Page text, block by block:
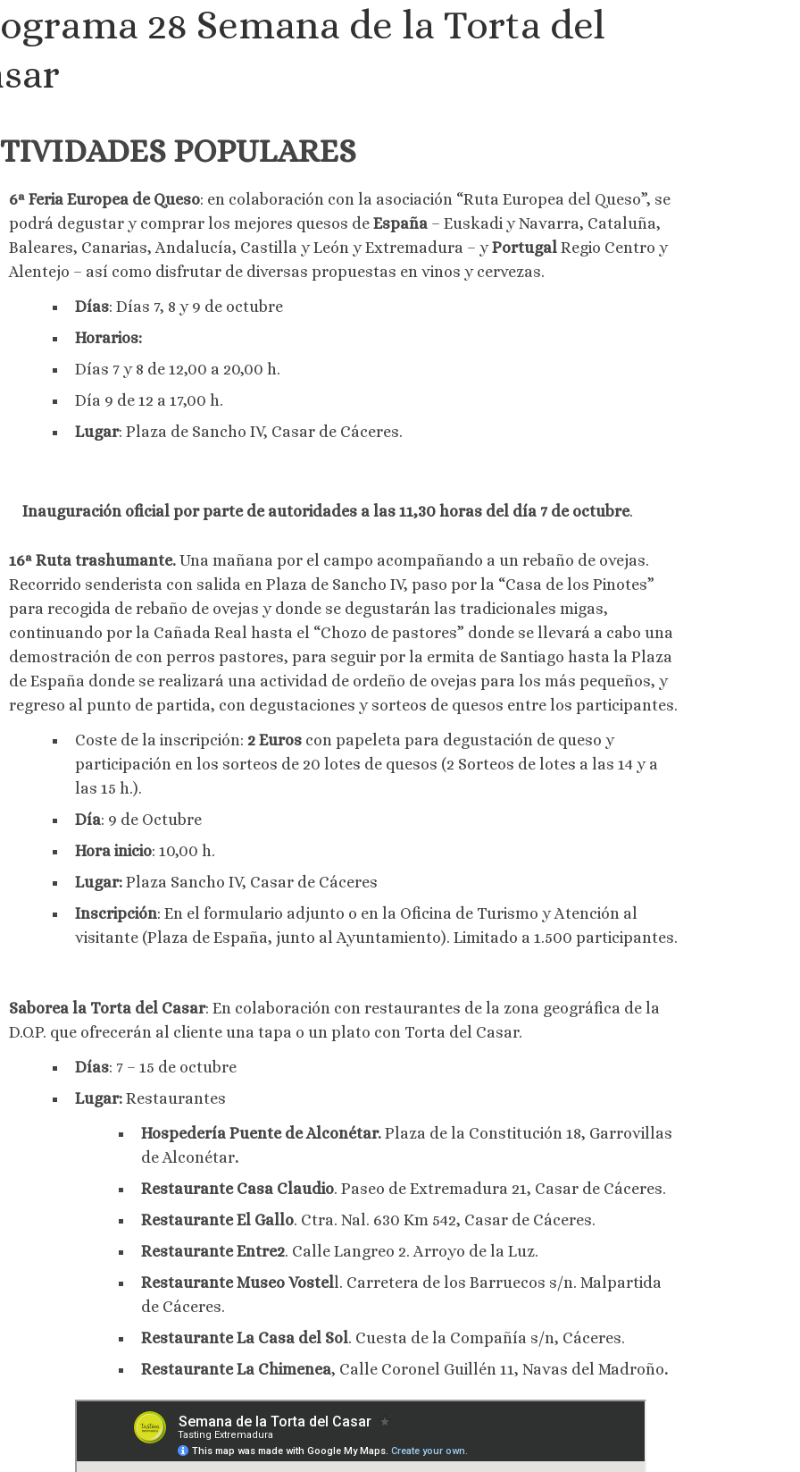
28 Semana de la Torta del
POPULARES
6ª Feria Europea de Queso: en colaboración con la asociación “Ruta Europea del Queso”, se
podrá degustar y comprar los mejores quesos de España – Euskadi y Navarra, Cataluña,
Baleares, Canarias, Andalucía, Castilla y León y Extremadura – yPortugal Regio Centro y
Alentejo – así como disfrutar de diversas propuestas en vinos y cervezas.
Días: Días 7, 8 y 9 de octubre
Horarios:
Días 7 y 8 de 12,00 a 20,00 h.
Día 9 de 12 a 17,00 h.
Lugar: Plaza de Sancho IV, Casar de Cáceres.
Inauguración oficial por parte de autoridades a las 11,30 horas del día 7 de octubre.
16ª Ruta trashumante. Una mañana por el campo acompañando a un rebaño de ovejas.
Recorrido senderista con salida en Plaza de Sancho IV, paso por la “Casa de los Pinotes”
para recogida de rebaño de ovejas y donde se degustarán las tradicionales migas,
continuando por la Cañada Real hasta el “Chozo de pastores” donde se llevará a cabo una
demostración de con perros pastores, para seguir por la ermita de Santiago hasta la Plaza
de España donde se realizará una actividad de ordeño de ovejas para los más pequeños, y
regreso al punto de partida, con degustaciones y sorteos de quesos entre los participantes.
Coste de la inscripción: 2 Euros con papeleta para degustación de queso y
participación en los sorteos de 20 lotes de quesos (2 Sorteos de lotes a las 14 y a
las 15 h.).
Día: 9 de Octubre
Hora inicio: 10,00 h.
Lugar: Plaza Sancho IV, Casar de Cáceres
Inscripción: En el formulario adjunto o en la Oficina de Turismo y Atención al
visitante (Plaza de España, junto al Ayuntamiento). Limitado a 1.500 participantes.
Saborea la Torta del Casar: En colaboración con restaurantes de la zona geográfica de la
D.O.P. que ofrecerán al cliente una tapa o un plato con Torta del Casar.
Días: 7 – 15 de octubre
Lugar: Restaurantes
Hospedería Puente de Alconétar. Plaza de la Constitución 18, Garrovillas
de Alconétar.
Restaurante Casa Claudio. Paseo de Extremadura 21, Casar de Cáceres.
Restaurante El Gallo. Ctra. Nal. 630 Km 542, Casar de Cáceres.
Restaurante Entre2. Calle Langreo 2. Arroyo de la Luz.
Restaurante Museo Vostell. Carretera de los Barruecos s/n. Malpartida
de Cáceres.
Restaurante La Casa del Sol. Cuesta de la Compañía s/n, Cáceres.
Restaurante La Chimenea, Calle Coronel Guillén 11, Navas del Madroño.